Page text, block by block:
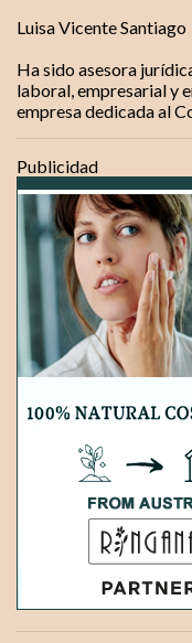
Luisa Vicente Santiago
Ha sido asesora
laboral, empresarial y
empresa dedicada al
Publicidad